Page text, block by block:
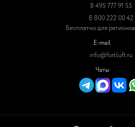
8 495 777 91 55
8 800 222 00 42
Бесплатно для
E-mail
info@fortluft.ru
Чаты